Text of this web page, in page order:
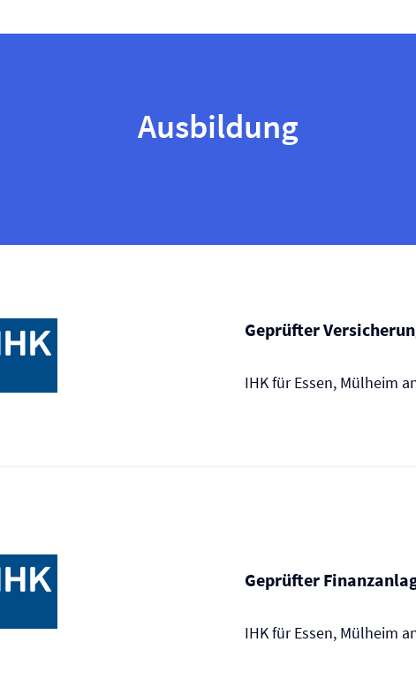
Ausbildung
Geprüfter
IHK für Essen, Mülheim
Geprüfter
IHK für Essen, Mülheim